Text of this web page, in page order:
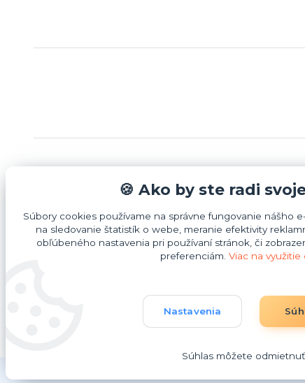
Informácie pre zákazníkov
Bezpečnostné pokyny
O nás
Obchodné podmienky
🍪 Ako by ste radi
Súbory cookies používame na správne fungovanie nášho
na sledovanie štatistík o webe, meranie efektivity
obľúbeného nastavenia pri používaní stránok, či
preferenciám. Viac na využitie
Nastavenia
Súhlas môžete